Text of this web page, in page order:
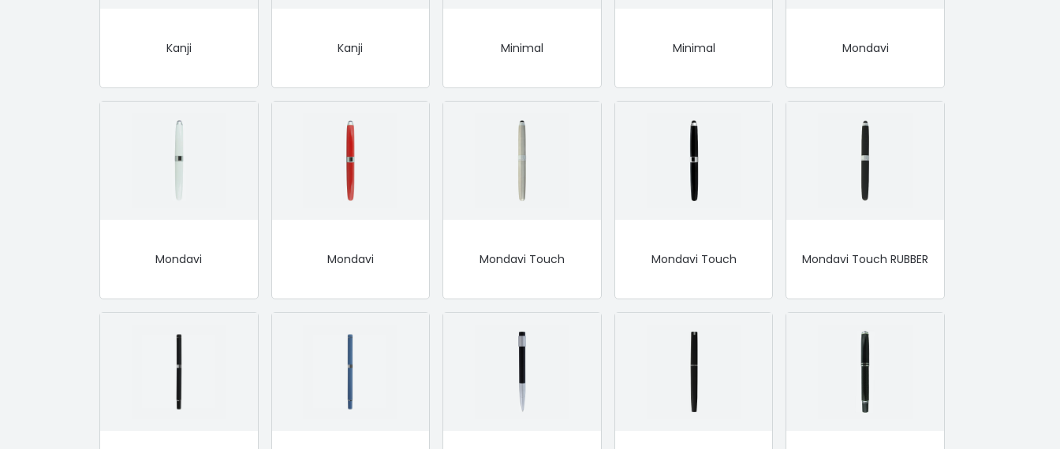
Kanji Kanji Minimal Minimal Mondavi
Mondavi Mondavi Mondavi Touch Mondavi Touch Mondavi Touch RUBBER